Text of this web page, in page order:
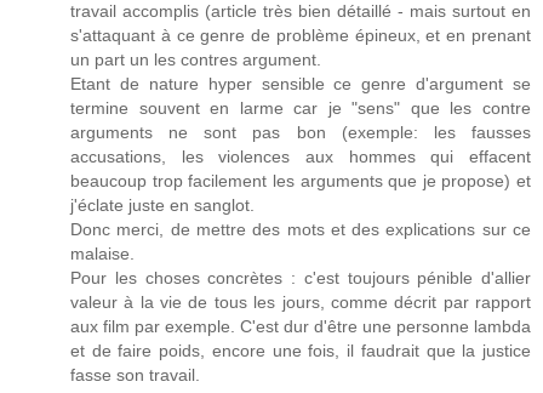
travail accomplis (article très bien détaillé - mais surtout en
s'attaquant à ce genre de problème épineux, et en prenant
un part un les contres argument.
Etant de nature hyper sensible ce genre d'argument se
termine souvent en larme car je "sens" que les contre
arguments ne sont pas bon (exemple: les fausses
accusations, les violences aux hommes qui effacent
beaucoup trop facilement les arguments que je propose) et
j'éclate juste en sanglot.
Donc merci, de mettre des mots et des explications sur ce
malaise.
Pour les choses concrètes : c'est toujours pénible d'allier
valeur à la vie de tous les jours, comme décrit par rapport
aux film par exemple. C'est dur d'être une personne lambda
et de faire poids, encore une fois, il faudrait que la justice
fasse son travail.